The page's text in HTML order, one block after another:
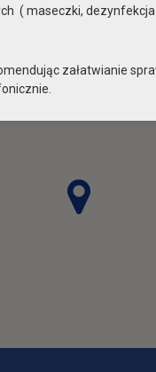
( maseczki,
załatwianie